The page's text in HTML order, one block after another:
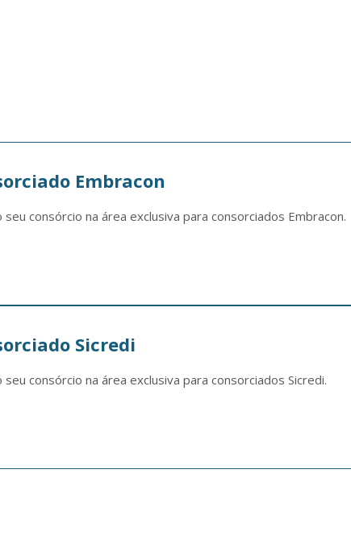
Embracon
consórcio na área exclusiva para consorciados Embracon.
Sicredi
consórcio na área exclusiva para consorciados Sicredi.